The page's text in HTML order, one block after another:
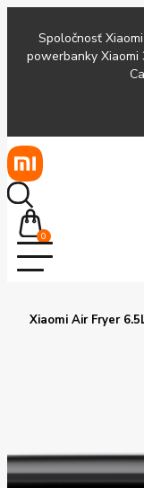
Spoločnosť
powerbanky
0
Xiaomi Air Fryer